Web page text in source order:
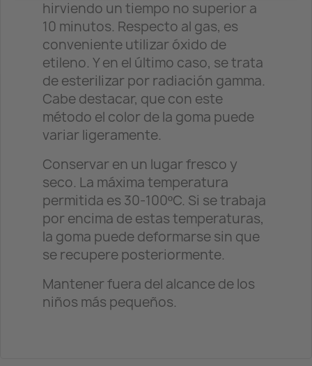
hirviendo un tiempo no superior a
10 minutos. Respecto al gas, es
conveniente utilizar óxido de
etileno. Y en el último caso, se trata
de esterilizar por radiación gamma.
Cabe destacar, que con este
método el color de la goma puede
variar ligeramente.
Conservar en un lugar fresco y
seco. La máxima temperatura
permitida es 30-100ºC. Si se trabaja
por encima de estas temperaturas,
la goma puede deformarse sin que
se recupere posteriormente.
Mantener fuera del alcance de los
niños más pequeños.